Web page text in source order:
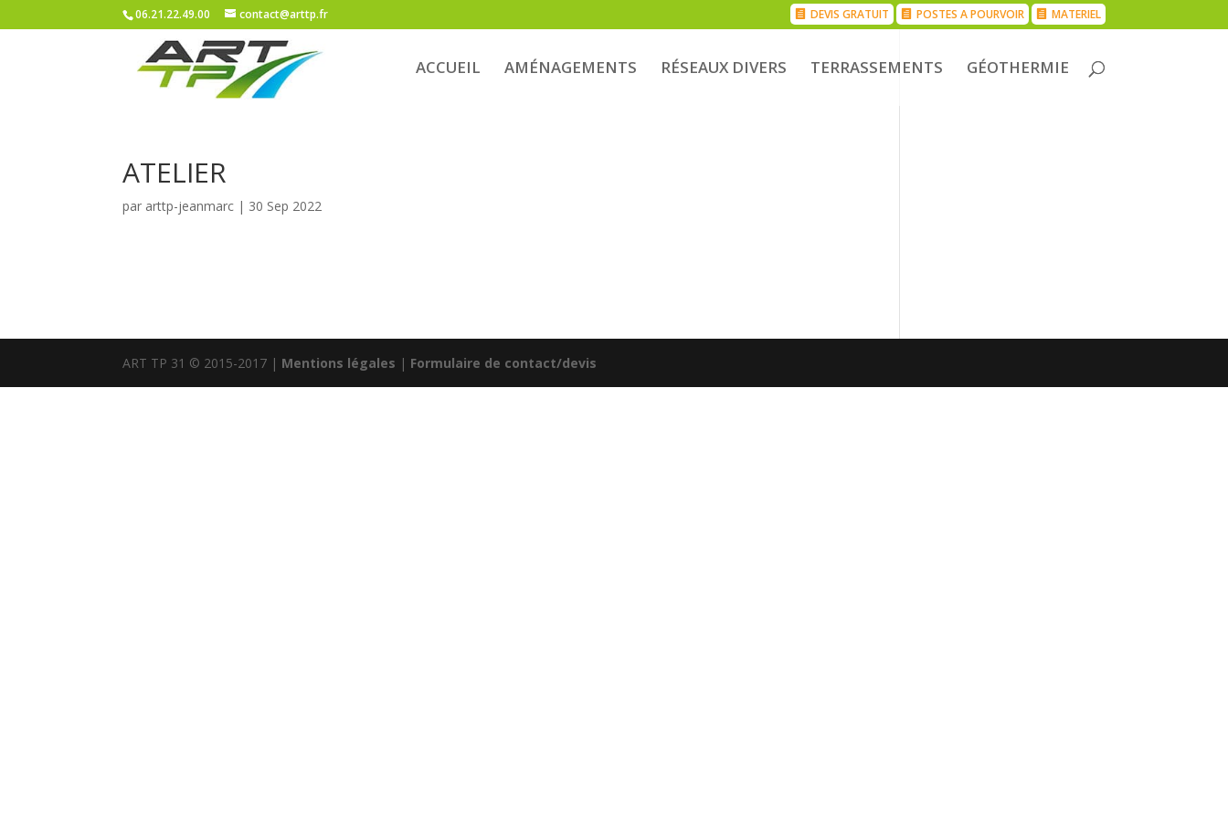
06.21.22.49.00 contact@arttp.fr DEVIS GRATUIT POSTES A POURVOIR MATERIEL
ACCUEIL AMÉNAGEMENTS RÉSEAUX DIVERS TERRASSEMENTS GÉOTHERMIE
ATELIER
par arttp-jeanmarc | 30 Sep 2022
ART TP 31 © 2015-2017 | Mentions légales | Formulaire de contact/devis